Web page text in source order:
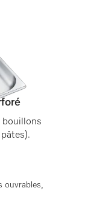
bouillons
ouvrables,